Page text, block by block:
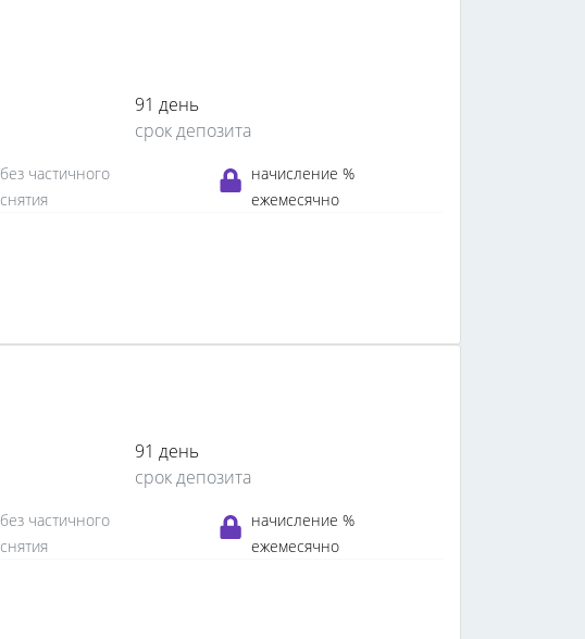
91 день
срок депозита
без частичного
снятия
начисление %
ежемесячно
91 день
срок депозита
без частичного
снятия
начисление %
ежемесячно